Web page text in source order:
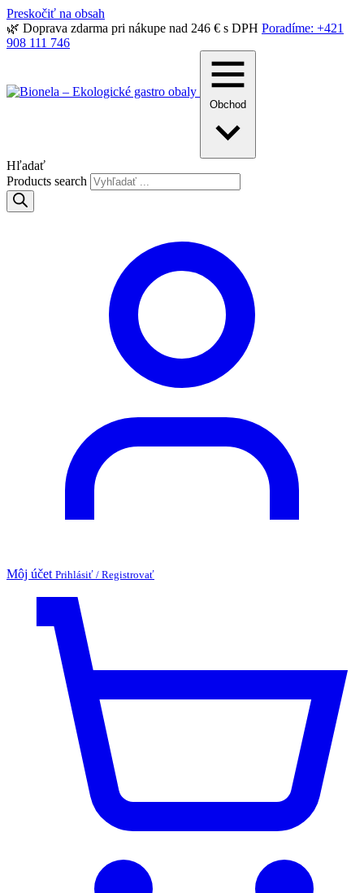
Preskočiť na obsah
🌿 Doprava zdarma pri nákupe nad 246 € s DPH Poradíme: +421
908 111 746
Obchod
Hľadať
Products search
Môj účet Prihlásiť / Registrovať